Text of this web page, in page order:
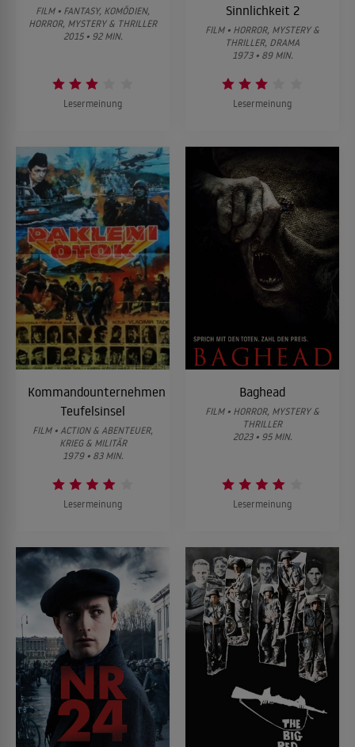
FILM • FANTASY, KOMÖDIEN,
HORROR, MYSTERY & THRILLER
2015 • 92 MIN.
Lesermeinung
Sinnlichkeit 2
FILM • HORROR, MYSTERY &
THRILLER, DRAMA
1973 • 89 MIN.
Lesermeinung
Kommandounternehmen
Teufelsinsel
FILM • ACTION & ABENTEUER,
KRIEG & MILITÄR
1979 • 83 MIN.
Lesermeinung
Baghead
FILM • HORROR, MYSTERY &
THRILLER
2023 • 95 MIN.
Lesermeinung